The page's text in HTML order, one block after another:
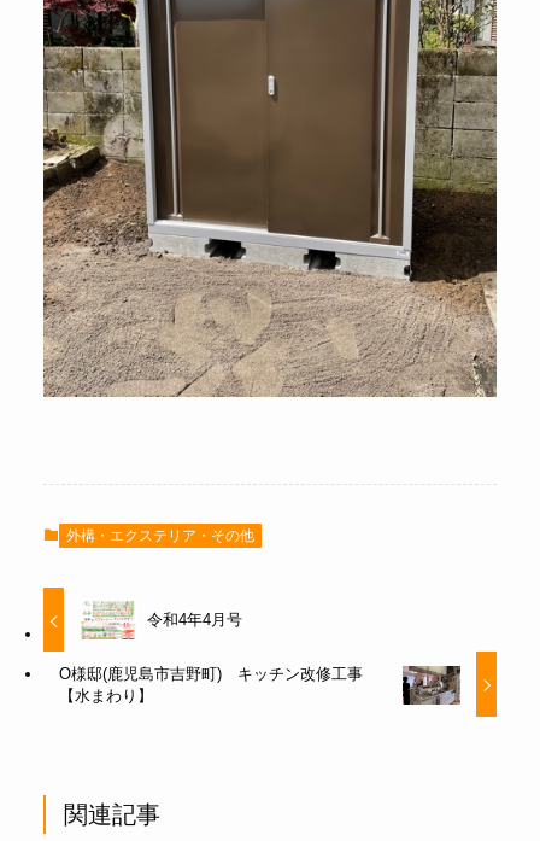
外構・エクステリア・その他
令和4年4月号
O様邸(鹿児島市吉野町) キッチン改修工事
【水まわり】
関連記事